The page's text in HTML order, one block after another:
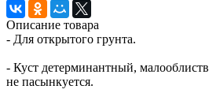
Описание товара
- Для открытого грунта.
- Куст детерминантный,
не пасынкуется.